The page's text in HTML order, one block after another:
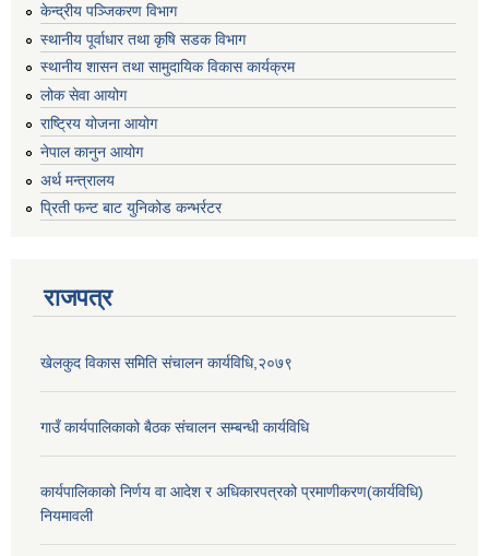
केन्द्रीय पञ्जिकरण विभाग
स्थानीय पूर्वाधार तथा कृषि सडक विभाग
स्थानीय शासन तथा सामुदायिक विकास कार्यक्रम
लोक सेवा आयोग
राष्ट्रिय योजना आयोग
नेपाल कानुन आयोग
अर्थ मन्त्रालय
प्रिती फन्ट बाट युनिकोड कन्भर्रटर
राजपत्र
खेलकुद विकास समिति संचालन कार्यविधि,२०७९
गाउँ कार्यपालिकाको बैठक संचालन सम्बन्धी कार्यविधि
कार्यपालिकाको निर्णय वा आदेश र अधिकारपत्रको प्रमाणीकरण(कार्यविधि)
नियमावली